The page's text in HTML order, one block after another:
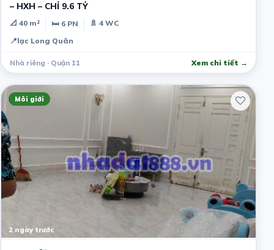
– HXH – CHỈ 9.6 TỶ
📐 40 m² 🛏 6 PN
🚿 4 WC
📍lạc Long Quân
Nhà riêng · Quận 11 Xem chi tiết →
Môi giới
2 ngày trước